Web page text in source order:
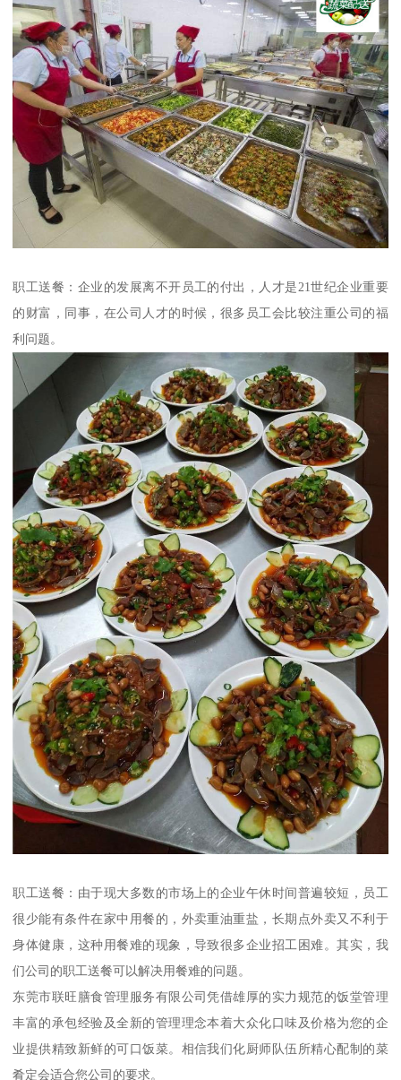
职工送餐：企业的发展离不开员工的付出，人才是21世纪企业重要
的财富，同事，在公司人才的时候，很多员工会比较注重公司的福
利问题。
职工送餐：由于现大多数的市场上的企业午休时间普遍较短，员工
很少能有条件在家中用餐的，外卖重油重盐，长期点外卖又不利于
身体健康，这种用餐难的现象，导致很多企业招工困难。其实，我
们公司的职工送餐可以解决用餐难的问题。
东莞市联旺膳食管理服务有限公司凭借雄厚的实力规范的饭堂管理
丰富的承包经验及全新的管理理念本着大众化口味及价格为您的企
业提供精致新鲜的可口饭菜。相信我们化厨师队伍所精心配制的菜
肴定会适合您公司的要求。